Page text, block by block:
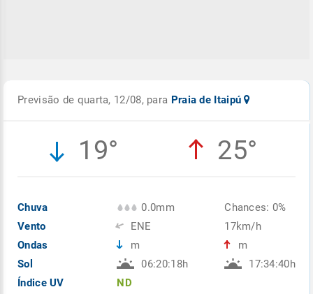
Previsão de quarta, 12/08, para Praia de Itaipú
19° 25°
Chuva
Vento
Ondas
Sol
Índice UV
0.0mm
ENE
m
06:20:18h
ND
Chances: 0%
17km/h
m
17:34:40h